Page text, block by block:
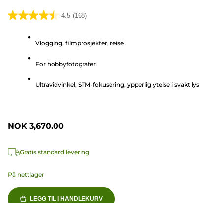
4.5 (168)
4.5
stjerner.
omtaler
Vlogging, filmprosjekter, reise
For hobbyfotografer
Ultravidvinkel, STM-fokusering, ypperlig ytelse i svakt lys
NOK 3,670.00
Gratis standard levering
På nettlager
LEGG TIL I HANDLEKURV